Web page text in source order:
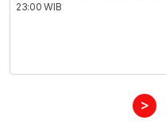
23:00 WIB
>